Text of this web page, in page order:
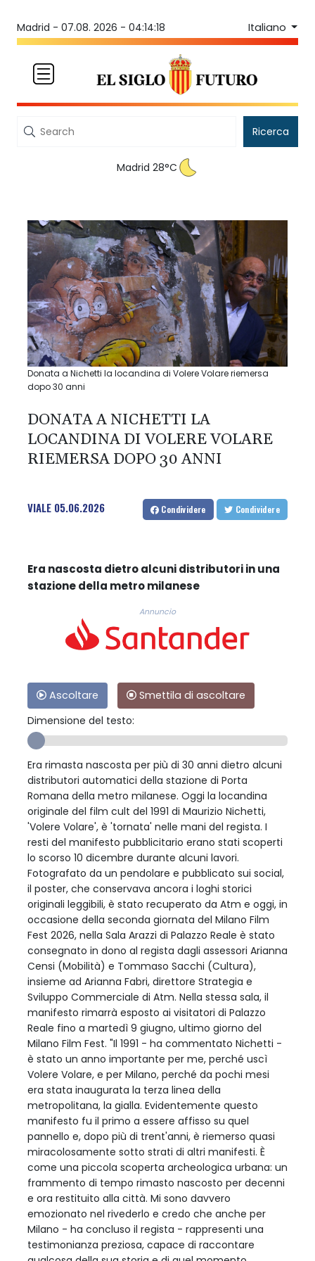
Madrid - 07.08. 2026 - 04:14:18 Italiano
Ricerca
Madrid 28°C
Donata a Nichetti la locandina di Volere Volare riemersa
dopo 30 anni
DONATA A NICHETTI LA
LOCANDINA DI VOLERE VOLARE
RIEMERSA DOPO 30 ANNI
VIALE 05.06.2026 Condividere Condividere
Era nascosta dietro alcuni distributori in una
stazione della metro milanese
Annuncio
Ascoltare
Smettila di ascoltare
Dimensione del testo:
Era rimasta nascosta per più di 30 anni dietro alcuni
distributori automatici della stazione di Porta
Romana della metro milanese. Oggi la locandina
originale del film cult del 1991 di Maurizio Nichetti,
'Volere Volare', è 'tornata' nelle mani del regista. I
resti del manifesto pubblicitario erano stati scoperti
lo scorso 10 dicembre durante alcuni lavori.
Fotografato da un pendolare e pubblicato sui social,
il poster, che conservava ancora i loghi storici
originali leggibili, è stato recuperato da Atm e oggi, in
occasione della seconda giornata del Milano Film
Fest 2026, nella Sala Arazzi di Palazzo Reale è stato
consegnato in dono al regista dagli assessori Arianna
Censi (Mobilità) e Tommaso Sacchi (Cultura),
insieme ad Arianna Fabri, direttore Strategia e
Sviluppo Commerciale di Atm. Nella stessa sala, il
manifesto rimarrà esposto ai visitatori di Palazzo
Reale fino a martedì 9 giugno, ultimo giorno del
Milano Film Fest. "Il 1991 - ha commentato Nichetti -
è stato un anno importante per me, perché uscì
Volere Volare, e per Milano, perché da pochi mesi
era stata inaugurata la terza linea della
metropolitana, la gialla. Evidentemente questo
manifesto fu il primo a essere affisso su quel
pannello e, dopo più di trent'anni, è riemerso quasi
miracolosamente sotto strati di altri manifesti. È
come una piccola scoperta archeologica urbana: un
frammento di tempo rimasto nascosto per decenni
e ora restituito alla città. Mi sono davvero
emozionato nel rivederlo e credo che anche per
Milano - ha concluso il regista - rappresenti una
testimonianza preziosa, capace di raccontare